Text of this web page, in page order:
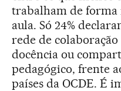
trabalham de forma
aula. Só 24%
rede de
docência ou
pedagógico, frente
países da OCDE. É